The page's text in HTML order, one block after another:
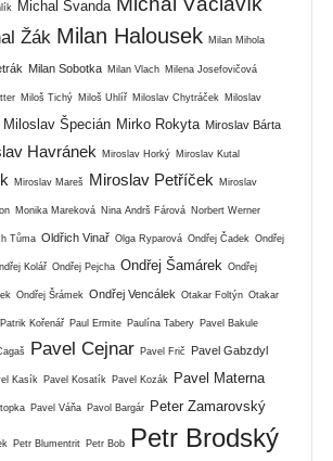
Michal Švanda
Žák Milan Halousek Milan Mihola
Milan Sobotka Milan Vlach Milena Josefovičová
Miloš Tichý Miloš Uhlíř Miloslav Chytráček Miloslav
Miloslav Špecián Mirko Rokyta Miroslav Bárta
Havránek Miroslav Horký Miroslav Kutal
Miroslav Mareš Miroslav Petříček Miroslav
Monika Mareková Nina Andrš Fárová Norbert Werner
Tůma Oldřich Vinař Olga Ryparová Ondřej Čadek Ondřej
Kolář Ondřej Pejcha Ondřej Šamárek Ondřej
Ondřej Šrámek Ondřej Vencálek Otakar Foltýn Otakar
Patrik Kořenář Paul Ermite Paulína Tabery Pavel Bakule
Pavel Cejnar Pavel Frič Pavel Gabzdyl
Kasík Pavel Kosatík Pavel Kozák Pavel Materna
Pavel Váňa Pavol Bargár Peter Zamarovský
Petr Blumentrit Petr Bob Petr Brodský